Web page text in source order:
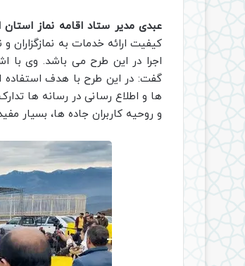
عبدی مدیر ستاد اقامه نماز استان
کیفیت ارائه خدمات به
اجرا در این طرح می باشد. وی با
گفت: در این طرح با هدف استفاده
ها و اطلاع رسانی در رسانه ها
و روحیه کاربران جاده ها، بسیار